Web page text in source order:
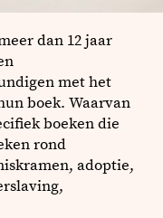
dan 12 jaar
met het
boek. Waarvan
boeken die
rond
adoptie,